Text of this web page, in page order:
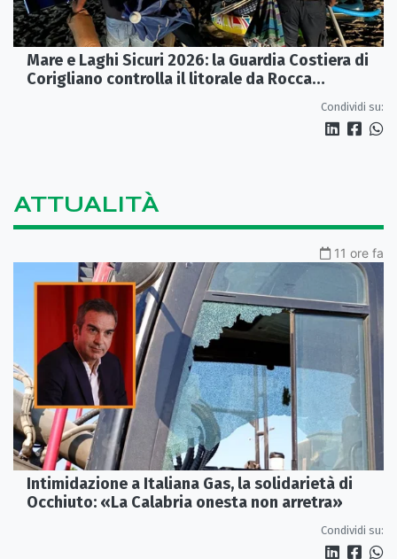
Mare e Laghi Sicuri 2026: la Guardia Costiera di
Corigliano controlla il litorale da Rocca
Condividi su:
ATTUALITÀ
11 ore fa
Intimidazione a Italiana Gas, la solidarietà di
Occhiuto: «La Calabria onesta non arretra»
Condividi su: